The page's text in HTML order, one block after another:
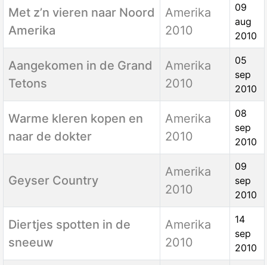
Met z’n vieren naar Noord
Amerika
Amerika
2010
09
aug
2010
Aangekomen in de Grand
Tetons
Amerika
2010
05
sep
2010
Warme kleren kopen en
naar de dokter
Amerika
2010
08
sep
2010
Geyser Country
Amerika
2010
09
sep
2010
Diertjes spotten in de
sneeuw
Amerika
2010
14
sep
2010